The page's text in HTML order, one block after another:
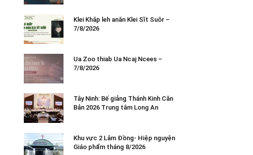
Klei Khăp leh anăn Klei Sĭt Suôr –
7/8/2026
Ua Zoo thiab Ua Ncaj Ncees –
7/8/2026
Tây Ninh: Bế giảng Thánh Kinh Căn
Bản 2026 Trung tâm Long An
Khu vực 2 Lâm Đồng- Hiệp nguyện
Giáo phẩm tháng 8/2026